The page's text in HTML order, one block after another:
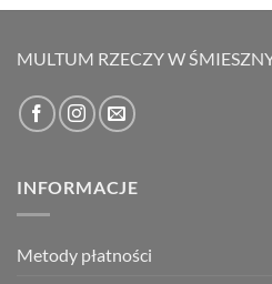
wynosiła:
MULTUM RZECZY W
INFORMACJE
Metody płatności